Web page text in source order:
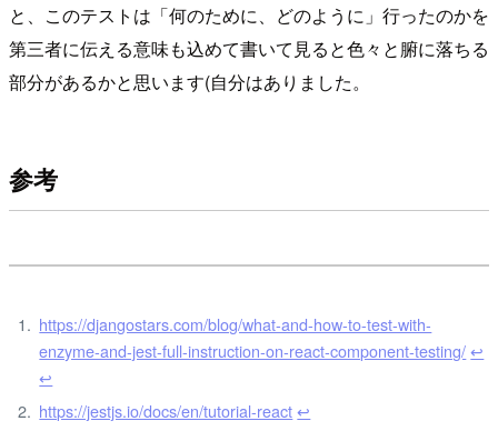
と、このテストは「何のために、どのように」行ったのかを
第三者に伝える意味も込めて書いて見ると色々と腑に落ちる
部分があるかと思います(自分はありました。
参考
https://djangostars.com/blog/what-and-how-to-test-with-
enzyme-and-jest-full-instruction-on-react-component-testing/ ↩
↩
https://jestjs.io/docs/en/tutorial-react ↩